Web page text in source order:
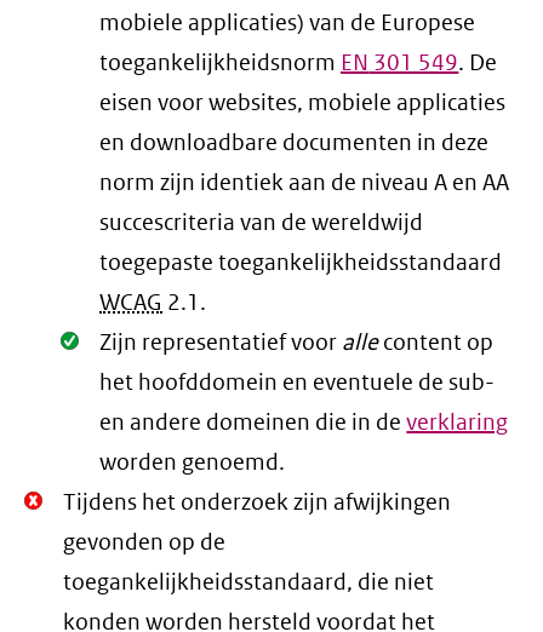
mobiele applicaties) van de Europese
toegankelijkheidsnorm EN 301 549. De
eisen voor websites, mobiele applicaties
en downloadbare documenten in deze
norm zijn identiek aan de niveau A en AA
succescriteria van de wereldwijd
toegepaste toegankelijkheidsstandaard
WCAG 2.1 .
Oké.
Zijn representatief voor allecontent op
het hoofddomein en eventuele de sub-
en andere domeinen die in deverklaring
worden genoemd.
Niet
Oké.
Tijdens het onderzoek zijn afwijkingen
gevonden op de
toegankelijkheidsstandaard, die niet
konden worden hersteld voordat het